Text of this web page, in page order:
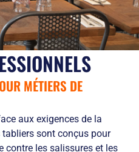
MÉTIERS DE
aux exigences de la
sont conçus pour
les salissures et les